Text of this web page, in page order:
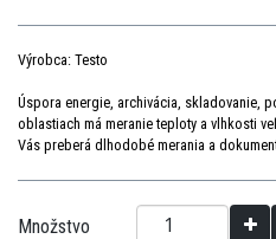
Výrobca: Testo
Úspora energie, archivácia, skladovanie,
oblastiach má meranie teploty a vlhkosti
Vás preberá dlhodobé merania a
Množstvo